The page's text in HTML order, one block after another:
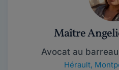
Maître
Avocat au
Hérault,